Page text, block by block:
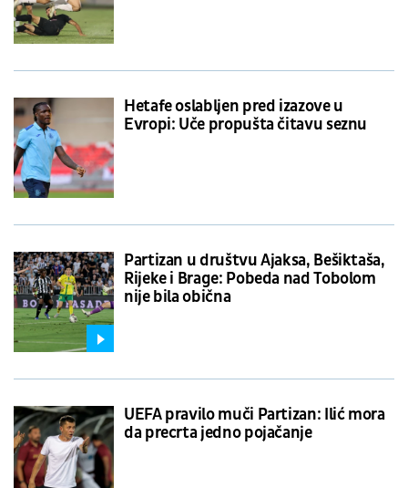
Hetafe oslabljen pred izazove u
Evropi: Uče propušta čitavu seznu
Partizan u društvu Ajaksa, Bešiktaša,
Rijeke i Brage: Pobeda nad Tobolom
nije bila obična
UEFA pravilo muči Partizan: Ilić mora
da precrta jedno pojačanje